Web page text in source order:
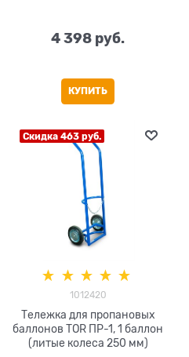
4 398 руб.
КУПИТЬ
Скидка 463 руб.
1012420
Тележка для пропановых
баллонов TOR ПР-1, 1 баллон
(литые колеса 250 мм)